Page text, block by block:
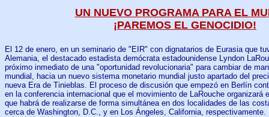
UN NUEVO PROGRAMA PARA EL
¡PAREMOS EL GENOCIDIO!
El 12 de enero, en un seminario de "EIR" con dignatarios de Eurasia que
Alemania, el destacado estadista demócrata estadounidense Lyndon
próximo inmediato de una "oportunidad revolucionaria" para cambiar de
mundial, hacia un nuevo sistema monetario mundial justo apartado del
nueva Era de Tinieblas. El proceso de discusión que empezó en Berlín
en la conferencia internacional que el movimiento de LaRouche organizará
que habrá de realizarse de forma simultánea en dos localidades de las
cerca de Washington, D.C., y en Los Ángeles, California, respectivamente.